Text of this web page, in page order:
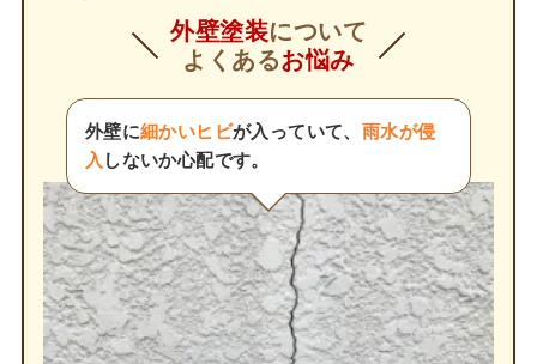
外壁塗装について
よくあるお悩み
外壁に細かいヒビが入っていて、 雨水が侵
入 しないか心配です。